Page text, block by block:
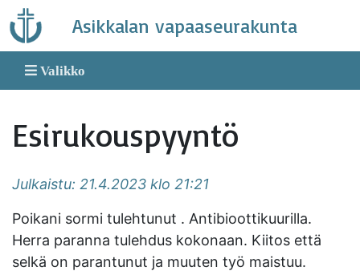
Skip
to
content
Asikkalan vapaaseurakunta
Valikko
Esirukouspyyntö
Julkaistu: 21.4.2023 klo 21:21
Poikani sormi tulehtunut . Antibioottikuurilla.
Herra paranna tulehdus kokonaan. Kiitos että
selkä on parantunut ja muuten työ maistuu.